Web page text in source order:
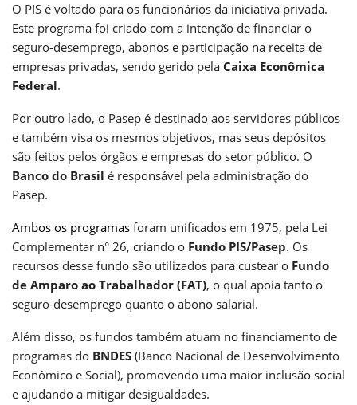
O PIS é voltado para os funcionários da iniciativa privada.
Este programa foi criado com a intenção de financiar o
seguro-desemprego, abonos e participação na receita de
empresas privadas, sendo gerido pela Caixa Econômica
Federal.
Por outro lado, o Pasep é destinado aos servidores públicos
e também visa os mesmos objetivos, mas seus depósitos
são feitos pelos órgãos e empresas do setor público. O
Banco do Brasil é responsável pela administração do
Pasep.
Ambos os programas foram unificados em 1975, pela Lei
Complementar n° 26, criando o Fundo PIS/Pasep. Os
recursos desse fundo são utilizados para custear o Fundo
de Amparo ao Trabalhador (FAT), o qual apoia tanto o
seguro-desemprego quanto o abono salarial.
Além disso, os fundos também atuam no financiamento de
programas do BNDES (Banco Nacional de Desenvolvimento
Econômico e Social), promovendo uma maior inclusão social
e ajudando a mitigar desigualdades.